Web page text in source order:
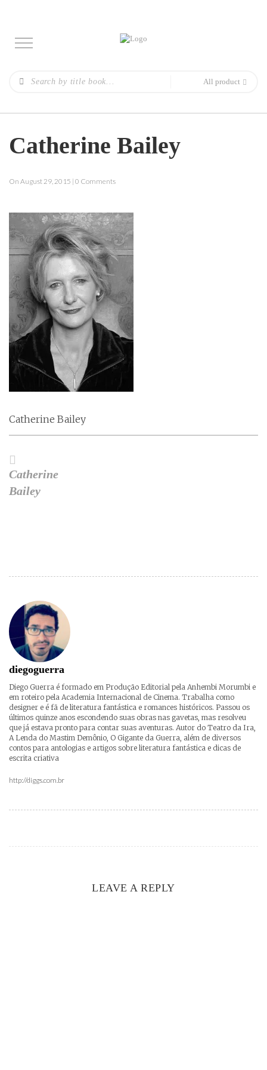
All product
Catherine Bailey
On August 29, 2015 | 0 Comments
Catherine Bailey
Catherine
Bailey
diegoguerra
Diego Guerra é formado em Produção Editorial pela Anhembi Morumbi e
em roteiro pela Academia Internacional de Cinema. Trabalha como
designer e é fã de literatura fantástica e romances históricos. Passou os
últimos quinze anos escondendo suas obras nas gavetas, mas resolveu
que já estava pronto para contar suas aventuras. Autor do Teatro da Ira,
A Lenda do Mastim Demônio, O Gigante da Guerra, além de diversos
contos para antologias e artigos sobre literatura fantástica e dicas de
escrita criativa
http://diggs.com.br
LEAVE A REPLY